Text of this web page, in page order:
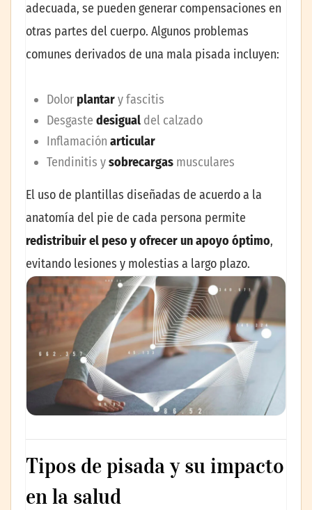
adecuada, se pueden generar compensaciones en
otras partes del cuerpo. Algunos problemas
comunes derivados de una mala pisada incluyen:
Dolor plantary fascitis
Desgaste desigual del calzado
Inflamación articular
Tendinitis ysobrecargas musculares
El uso de plantillas diseñadas de acuerdo a la
anatomía del pie de cada persona permite
redistribuir el peso y ofrecer un apoyo óptimo,
evitando lesiones y molestias a largo plazo.
Tipos de pisada y su impacto
en la salud